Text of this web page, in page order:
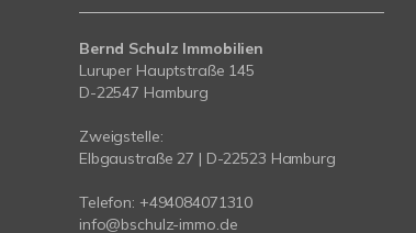
Bernd Schulz Immobilien
Luruper Hauptstraße 145
D-22547 Hamburg
Zweigstelle:
Elbgaustraße 27 | D-22523 Hamburg
Telefon: +494084071310
info@bschulz-immo.de